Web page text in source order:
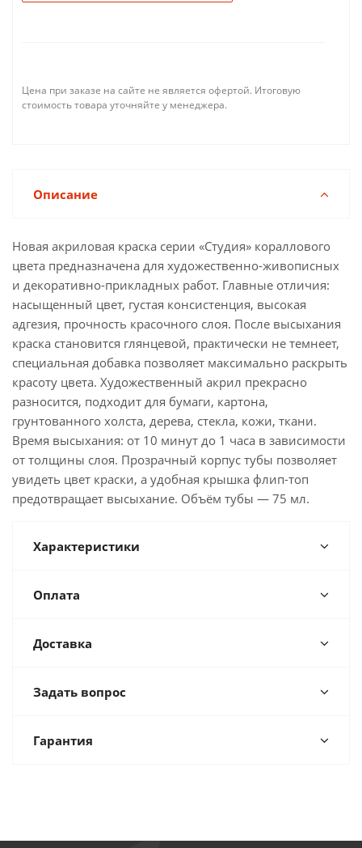
Цена при заказе на сайте не является офертой. Итоговую
стоимость товара уточняйте у менеджера.
Описание
Новая акриловая краска серии «Студия» кораллового
цвета предназначена для художественно-живописных
и декоративно-прикладных работ. Главные отличия:
насыщенный цвет, густая консистенция, высокая
адгезия, прочность красочного слоя. После высыхания
краска становится глянцевой, практически не темнеет,
специальная добавка позволяет максимально раскрыть
красоту цвета. Художественный акрил прекрасно
разносится, подходит для бумаги, картона,
грунтованного холста, дерева, стекла, кожи, ткани.
Время высыхания: от 10 минут до 1 часа в зависимости
от толщины слоя. Прозрачный корпус тубы позволяет
увидеть цвет краски, а удобная крышка флип-топ
предотвращает высыхание. Объём тубы — 75 мл.
Характеристики
Оплата
Доставка
Задать вопрос
Гарантия